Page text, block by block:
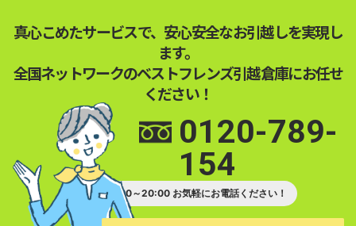
真心こめたサービスで、安心安全なお引越しを実現し
ます。
全国ネットワークのベストフレンズ引越倉庫にお任せ
ください！
0120-789-
154
受付時間 9:00～20:00 お気軽にお電話ください！